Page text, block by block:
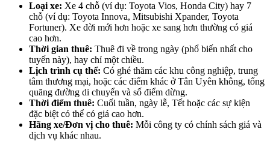
Loại xe: Xe 4 chỗ (ví dụ: Toyota Vios, Honda City) hay 7
chỗ (ví dụ: Toyota Innova, Mitsubishi Xpander, Toyota
Fortuner). Xe đời mới hơn hoặc xe sang hơn thường có giá
cao hơn.
Thời gian thuê: Thuê đi về trong ngày (phổ biến nhất cho
tuyến này), hay chỉ một chiều.
Lịch trình cụ thể: Có ghé thăm các khu công nghiệp, trung
tâm thương mại, hoặc các điểm khác ở Tân Uyên không, tổng
quãng đường di chuyển và số điểm dừng.
Thời điểm thuê: Cuối tuần, ngày lễ, Tết hoặc các sự kiện
đặc biệt có thể có giá cao hơn.
Hãng xe/Đơn vị cho thuê: Mỗi công ty có chính sách giá và
dịch vụ khác nhau.